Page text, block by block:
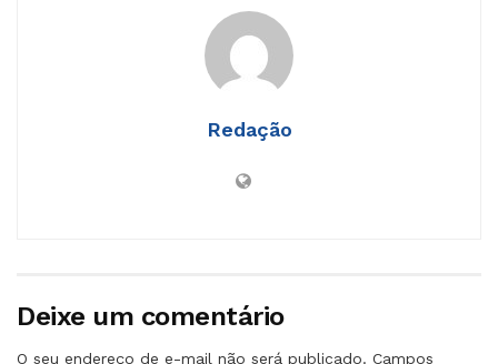
Redação
Deixe um comentário
O seu endereço de e-mail não será publicado. Campos